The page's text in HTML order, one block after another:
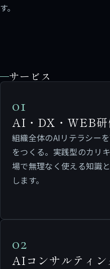
す。
サービス
01
AI・DX・WEB研
組織全体のAIリテラシー
をつくる。実践型のカリ
場で無理なく使える知識
します。
02
AIコンサルティン